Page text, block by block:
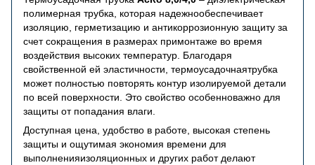
полимерная трубка, которая надежнообеспечивает
изоляцию, герметизацию и антикоррозионную защиту за
счет сокращения в размерах примонтаже во время
воздействия высоких температур. Благодаря
свойственной ей эластичности, термоусадочнаятрубка
может полностью повторять контур изолируемой детали
по всей поверхности. Это свойство особенноважно для
защиты от попадания влаги.
Доступная цена, удобство в работе, высокая степень
защиты и ощутимая экономия времени для
выполненияизоляционных и других работ делают